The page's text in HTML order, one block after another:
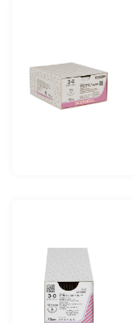
3-0(2)
4-0(3)
5-0(2)